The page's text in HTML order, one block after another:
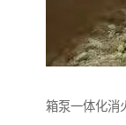
箱泵一体化消